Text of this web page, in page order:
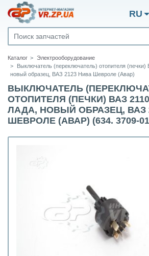
RU
Каталог
Электрооборудование
Выключатель (переключатель) отопителя (печки)
новый образец, ВАЗ 2123 Нива Шевроле (Авар)
ВЫКЛЮЧАТЕЛЬ
ОТОПИТЕЛЯ (ПЕЧКИ) ВАЗ 2110,
ЛАДА, НОВЫЙ ОБРАЗЕЦ, ВАЗ
ШЕВРОЛЕ (АВАР) (634. 3709-